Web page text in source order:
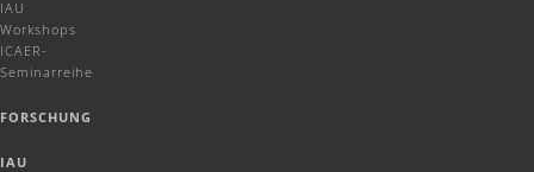
IAU
Workshops
ICAER-
Seminarreihe
FORSCHUNG
IAU